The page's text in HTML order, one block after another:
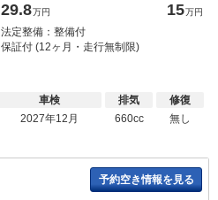
29.8万円 15万円
法定整備：整備付
保証付 (12ヶ月・走行無制限)
車検
2027年12月
排気
660cc
修復
無し
予約空き情報を見る